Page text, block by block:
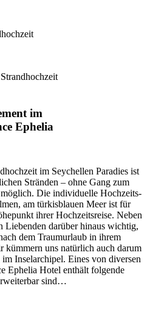
im
Ephelia
im Seychellen Paradies ist
Stränden – ohne Gang zum
möglich. Die individuelle Hochzeits-
am türkisblauen Meer ist für
ihrer Hochzeitsreise. Neben
Liebenden darüber hinaus wichtig,
dem Traumurlaub in ihrem
kümmern uns natürlich auch darum
Inselarchipel. Eines von diversen
Ephelia Hotel enthält folgende
sind…